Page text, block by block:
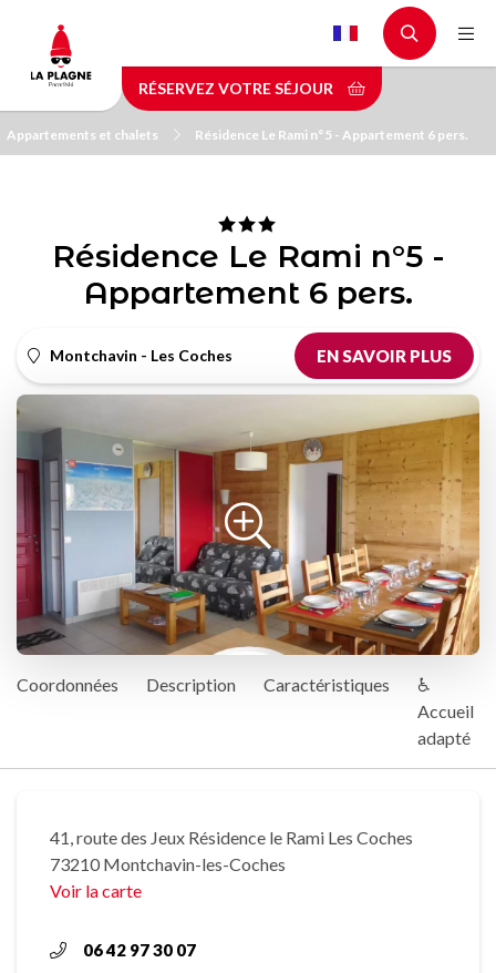
contenu
principal
RÉSERVEZ VOTRE SÉJOUR
Appartements et chalets Résidence Le Rami n°5 - Appartement 6 pers.
Résidence Le Rami n°5 -
Appartement 6 pers.
Montchavin - Les Coches EN SAVOIR PLUS
Coordonnées Description Caractéristiques
♿
Accueil
adapté
41, route des Jeux Résidence le Rami Les Coches
73210 Montchavin-les-Coches
Voir la carte
06 42 97 30 07